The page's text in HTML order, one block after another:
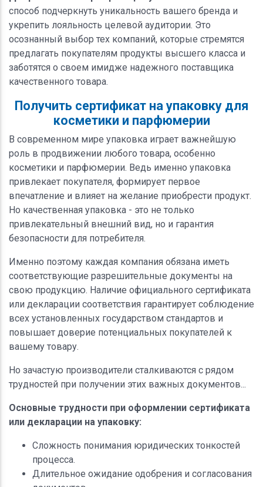
способ подчеркнуть уникальность вашего бренда и
укрепить лояльность целевой аудитории. Это
осознанный выбор тех компаний, которые стремятся
предлагать покупателям продукты высшего класса и
заботятся о своем имидже надежного поставщика
качественного товара.
Получить сертификат на упаковку для
косметики и парфюмерии
В современном мире упаковка играет важнейшую
роль в продвижении любого товара, особенно
косметики и парфюмерии. Ведь именно упаковка
привлекает покупателя, формирует первое
впечатление и влияет на желание приобрести продукт.
Но качественная упаковка - это не только
привлекательный внешний вид, но и гарантия
безопасности для потребителя.
Именно поэтому каждая компания обязана иметь
соответствующие разрешительные документы на
свою продукцию. Наличие официального сертификата
или декларации соответствия гарантирует соблюдение
всех установленных государством стандартов и
повышает доверие потенциальных покупателей к
вашему товару.
Но зачастую производители сталкиваются с рядом
трудностей при получении этих важных документов...
Основные трудности при оформлении сертификата
или декларации на упаковку:
Сложность понимания юридических тонкостей
процесса.
Длительное ожидание одобрения и согласования